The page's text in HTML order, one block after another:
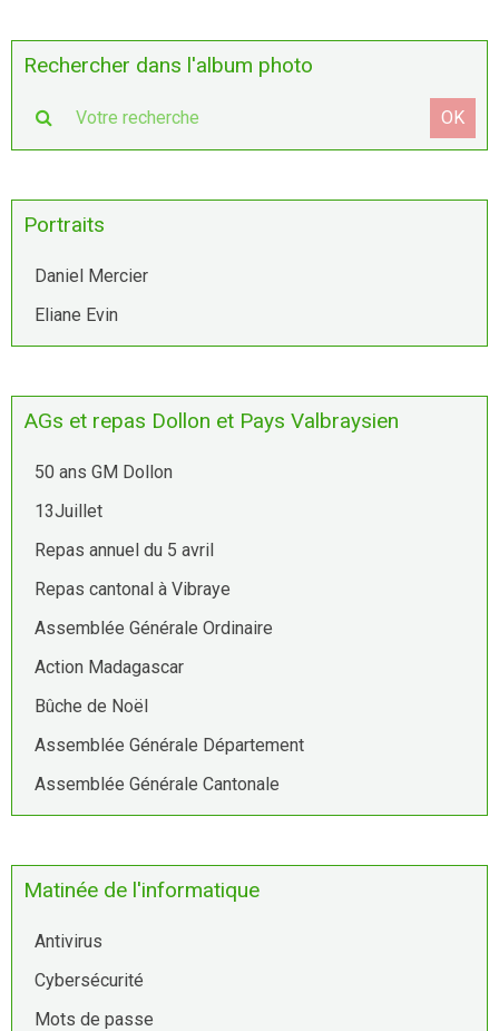
Rechercher dans l'album photo
OK
Portraits
Daniel Mercier
Eliane Evin
AGs et repas Dollon et Pays Valbraysien
50 ans GM Dollon
13Juillet
Repas annuel du 5 avril
Repas cantonal à Vibraye
Assemblée Générale Ordinaire
Action Madagascar
Bûche de Noël
Assemblée Générale Département
Assemblée Générale Cantonale
Matinée de l'informatique
Antivirus
Cybersécurité
Mots de passe